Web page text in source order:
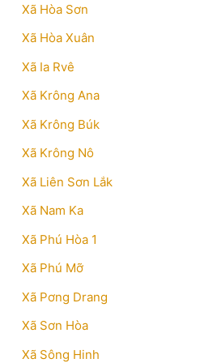
Xã Hòa Sơn
Xã Hòa Xuân
Xã Ia Rvê
Xã Krông Ana
Xã Krông Búk
Xã Krông Nô
Xã Liên Sơn Lắk
Xã Nam Ka
Xã Phú Hòa 1
Xã Phú Mỡ
Xã Pơng Drang
Xã Sơn Hòa
Xã Sông Hinh